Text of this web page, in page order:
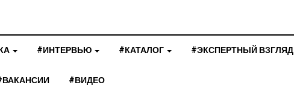
#ИНТЕРВЬЮ #КАТАЛОГ #ЭКСПЕРТНЫЙ ВЗГЛЯД
#ВИДЕО